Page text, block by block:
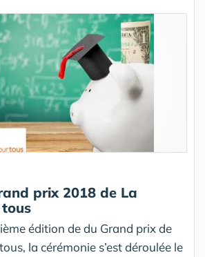
prix 2018 de La
édition de du Grand prix de
la cérémonie s’est déroulée le